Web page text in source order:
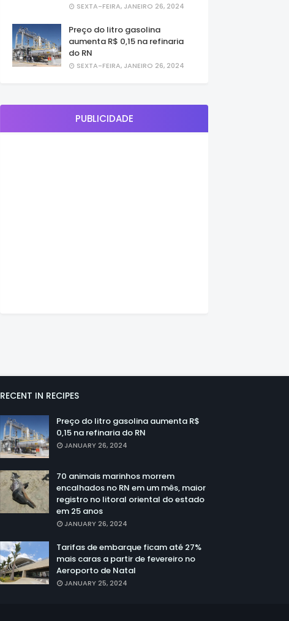
SEXTA-FEIRA, JANEIRO 26, 2024
Preço do litro gasolina
aumenta R$ 0,15 na refinaria
do RN
SEXTA-FEIRA, JANEIRO 26, 2024
PUBLICIDADE
RECENT IN RECIPES
Preço do litro gasolina aumenta R$
0,15 na refinaria do RN
JANUARY 26, 2024
70 animais marinhos morrem
encalhados no RN em um mês, maior
registro no litoral oriental do estado
em 25 anos
JANUARY 26, 2024
Tarifas de embarque ficam até 27%
mais caras a partir de fevereiro no
Aeroporto de Natal
JANUARY 25, 2024